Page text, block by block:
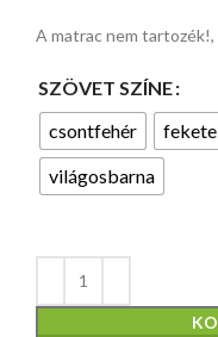
A matrac nem
SZÖVET SZÍNE
csontfehér
fekete
világosbarna